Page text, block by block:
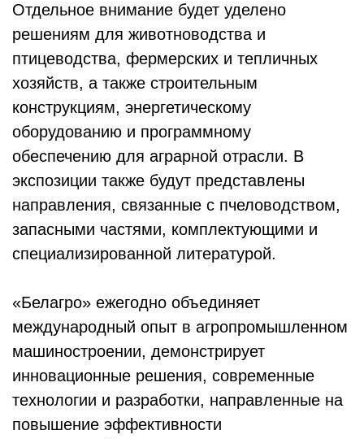
Отдельное внимание будет уделено
решениям для животноводства и
птицеводства, фермерских и тепличных
хозяйств, а также строительным
конструкциям, энергетическому
оборудованию и программному
обеспечению для аграрной отрасли. В
экспозиции также будут представлены
направления, связанные с пчеловодством,
запасными частями, комплектующими и
специализированной литературой.
«Белагро» ежегодно объединяет
международный опыт в агропромышленном
машиностроении, демонстрирует
инновационные решения, современные
технологии и разработки, направленные на
повышение эффективности